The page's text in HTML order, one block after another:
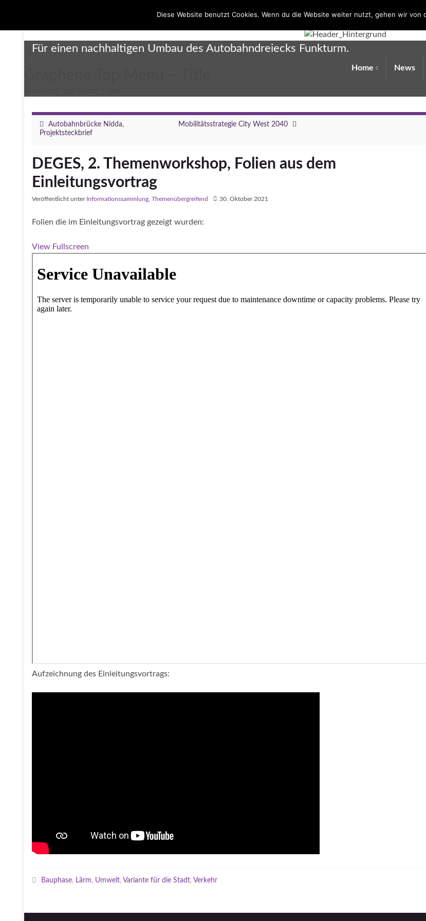
Umbau Dreieck Funkturm
Für einen nachhaltigen Umbau des Autobahndreiecks Funkturm.
Home News
Autobahnbrücke Nidda,
Projektsteckbrief
Mobilitätsstrategie City West 2040
DEGES, 2. Themenworkshop, Folien aus dem
Einleitungsvortrag
Veröffentlicht unter Informationssammlung Themenübergreifend 30. Oktober 2021
Folien die im Einleitungsvortrag gezeigt wurden:
View Fullscreen
Aufzeichnung des Einleitungsvortrags:
Bauphase, Lärm, Umwelt, Variante für die Stadt, Verkehr
Diese Website benutzt Cookies. Wenn du die Website weiter nutzt, gehen wir von